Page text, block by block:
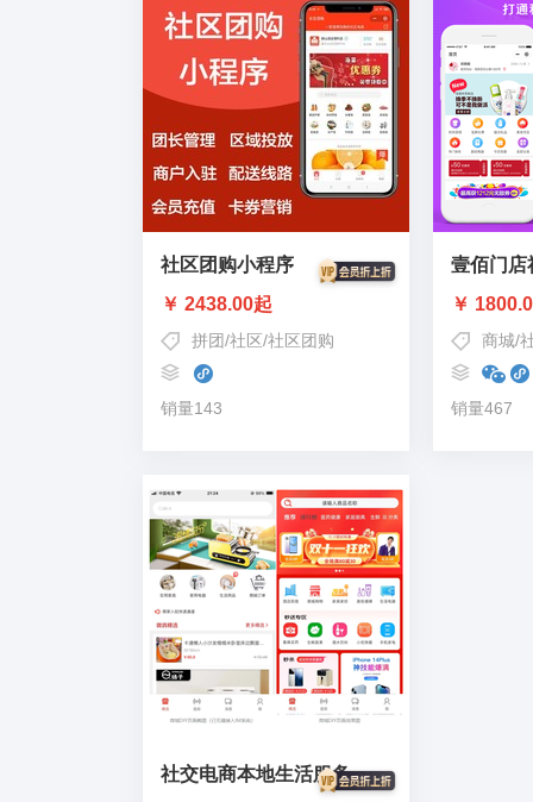
社区团购小程序
￥ 2438.00起
拼团/社区/社区团购
销量143
壹佰门店
￥
商城/
销量467
社交电商本地生活服务